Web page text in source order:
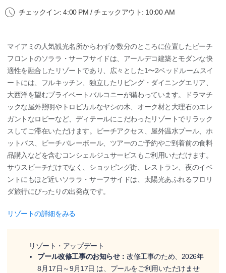
チェックイン: 4:00 PM / チェックアウト: 10:00 AM
マイアミの人気観光名所からわずか数分のところに位置したビーチ
フロントのソララ・サーフサイドは、アールデコ建築とモダンな快
適性を融合したリゾートであり、広々とした1〜2ベッドルームスイ
ートには、フルキッチン、独立したリビング・ダイニングエリア、
大西洋を望むプライベートバルコニーが備わっています。ドラマチ
ックな屋外照明やトロピカルなヤシの木、オーク材と大理石のエレ
ガントなロビーなど、ディテールにこだわったリゾートでリラック
スしてご滞在いただけます。ビーチアクセス、屋外温水プール、ホ
ットバス、ビーチバレーボール、ツアーのご予約やご到着前の食料
品購入などを含むコンシェルジュサービスもご利用いただけます。
サウスビーチだけでなく、ショッピング街、レストラン、夜のイベ
ントにもほど近いソララ・サーフサイドは、太陽光あふれるフロリ
ダ旅行にぴったりの出発点です。
リゾートの詳細をみる
リゾート・アップデート
プール改修工事のお知らせ：改修工事のため、2026年
8月17日～9月17日 は、プールをご利用いただけませ